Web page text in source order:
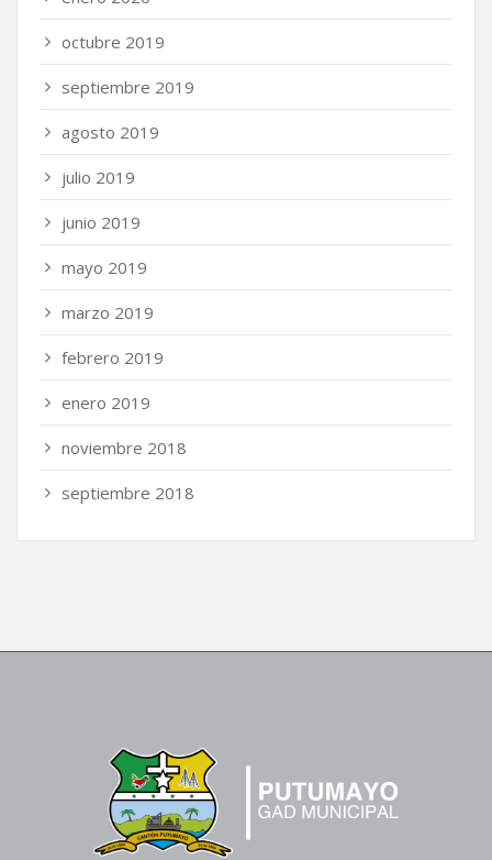
octubre 2019
septiembre 2019
agosto 2019
julio 2019
junio 2019
mayo 2019
marzo 2019
febrero 2019
enero 2019
noviembre 2018
septiembre 2018